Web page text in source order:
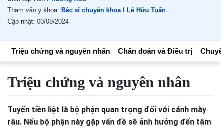
Tham vấn y khoa: Bác sĩ chuyên khoa I Lê Hữu Tuấn
Cập nhật: 03/08/2024
Triệu chứng và nguyên nhân Chẩn đoán và Điều trị
Triệu chứng và nguyên nhân
Tuyến tiền liệt là bộ phận quan trọng đối với cánh mày
râu. Nếu bộ phận này gặp vấn đề sẽ ảnh hưởng đến tâm